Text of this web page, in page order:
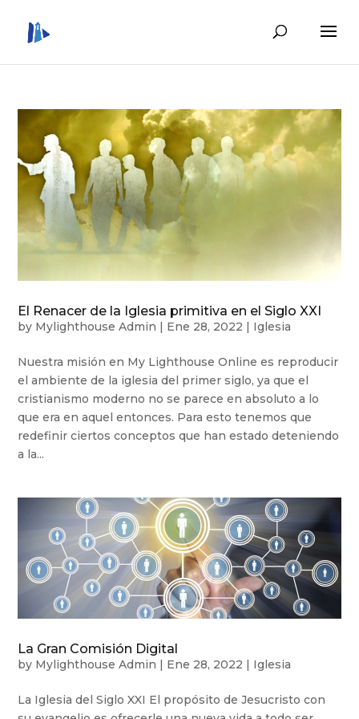
El Renacer de la Iglesia primitiva en el Siglo XXI
by Mylighthouse Admin | Ene 28, 2022 | Iglesia
Nuestra misión en My Lighthouse Online es reproducir
el ambiente de la iglesia del primer siglo, ya que el
cristianismo moderno no se parece en absoluto a lo
que era en aquel entonces. Para esto tenemos que
redefinir ciertos conceptos que han estado deteniendo
a la...
La Gran Comisión Digital
by Mylighthouse Admin Ene 28, 2022 Iglesia
La Iglesia del Siglo XXI El propósito de Jesucristo con